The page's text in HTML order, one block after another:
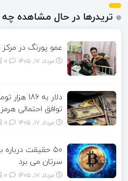
تریدرها در حال مشاهده
عمو پورنگ در
مرداد ۱۷, ۱۴۰۵
دلار به
توافق احتمالی
مرداد ۱۷, ۱۴۰۵
۵۰ حقیقت
سرتان می برد
مرداد ۱۷, ۱۴۰۵